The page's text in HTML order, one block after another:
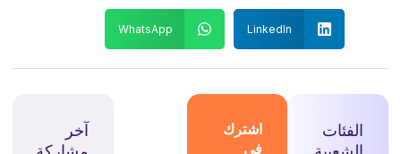
LinkedIn
WhatsApp
الفئات
اشترك
في
آخر